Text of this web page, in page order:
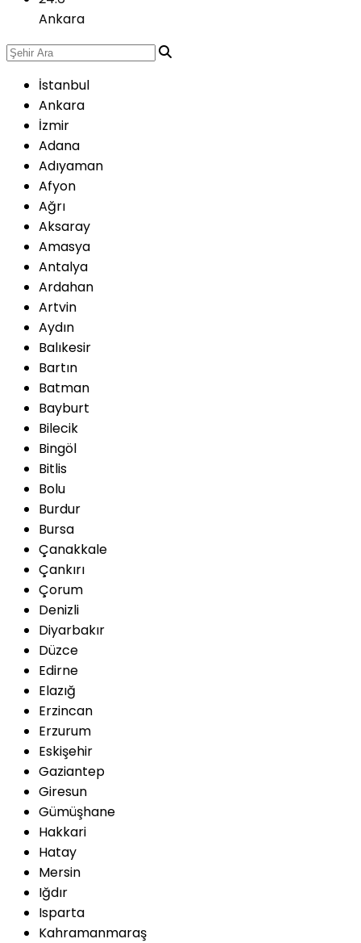
Ankara
İstanbul
Ankara
İzmir
Adana
Adıyaman
Afyon
Ağrı
Aksaray
Amasya
Antalya
Ardahan
Artvin
Aydın
Balıkesir
Bartın
Batman
Bayburt
Bilecik
Bingöl
Bitlis
Bolu
Burdur
Bursa
Çanakkale
Çankırı
Çorum
Denizli
Diyarbakır
Düzce
Edirne
Elazığ
Erzincan
Erzurum
Eskişehir
Gaziantep
Giresun
Gümüşhane
Hakkari
Hatay
Mersin
Iğdır
Isparta
Kahramanmaraş